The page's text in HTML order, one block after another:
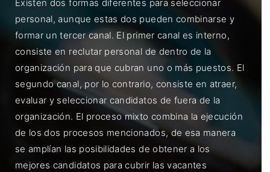
Existen dos formas diferentes para seleccionar
personal, aunque estas dos pueden combinarse y
formar un tercer canal. El primer canal es interno,
consiste en reclutar personal de dentro de la
organización para que cubran uno o más puestos. El
segundo canal, por lo contrario, consiste en atraer,
evaluar y seleccionar candidatos de fuera de la
organización. El proceso mixto combina la ejecución
de los dos procesos mencionados, de esa manera
se amplían las posibilidades de obtener a los
mejores candidatos para cubrir las vacantes